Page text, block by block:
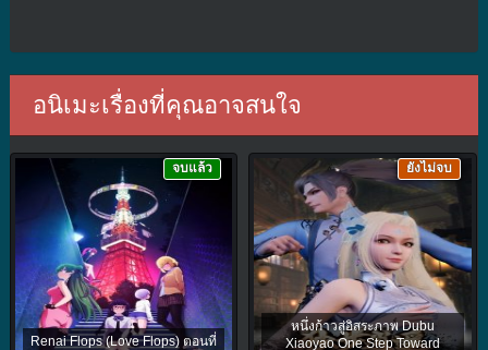
อนิเมะเรื่องที่คุณอาจสนใจ
Renai Flops (Love Flops) ตอนที่
จบแล้ว
หนึ่งก้าวสู่อิสระภาพ Dubu
Xiaoyao One Step Toward
ยังไม่จบ